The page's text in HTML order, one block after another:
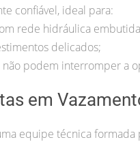
confiável, ideal para:
rede hidráulica
delicados;
podem interromper a
em
equipe técnica formada